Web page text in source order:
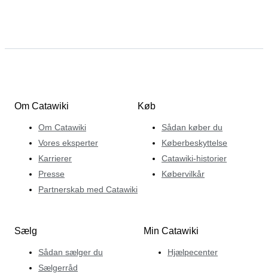
Om Catawiki
Om Catawiki
Vores eksperter
Karrierer
Presse
Partnerskab med Catawiki
Køb
Sådan køber du
Køberbeskyttelse
Catawiki-historier
Købervilkår
Sælg
Sådan sælger du
Sælgerråd
Min Catawiki
Hjælpecenter